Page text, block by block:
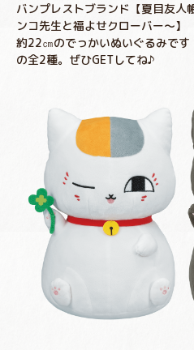
バンプレストブランド【夏目友人
ンコ先生と福よせクローバー～】
約22㎝のでっかいぬいぐるみで
の全2種。ぜひGETしてね♪